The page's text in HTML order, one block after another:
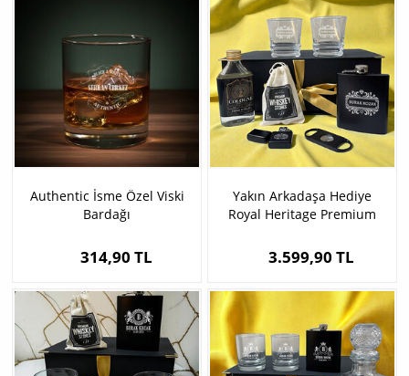
Authentic İsme Özel Viski
Bardağı
314,90 TL
Yakın Arkadaşa Hediye
Royal Heritage Premium
3.599,90 TL